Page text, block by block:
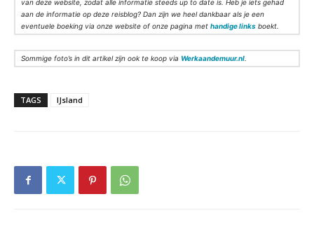
van deze website, zodat alle informatie steeds up to date is. Heb je iets gehad
aan de informatie op deze reisblog? Dan zijn we heel dankbaar als je een
eventuele boeking via onze website of onze pagina met handige links boekt.
Sommige foto’s in dit artikel zijn ook te koop via Werkaandemuur.nl.
TAGS IJsland